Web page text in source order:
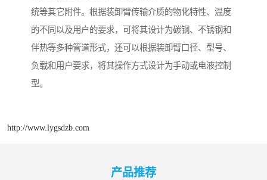
统等其它附件。根据装卸臂传输介质的物化特性、温度
的不同以及用户的要求，可将其设计为碳钢、不锈钢和
伴热等多种管道形式，还可以根据装卸臂口径、型号、
负载和用户要求，将其操作方式设计为手动或电液控制
型。
http://www.lygsdzb.com
产品推荐